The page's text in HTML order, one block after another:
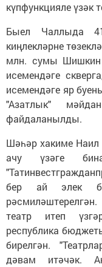
күпфункцияле үзәк
Быел Чаллыда
киңлекләрне
млн. сумы Шишкин
исемендәге
исемендәге яр
"Азатлык"
файдаланылды.
Шәһәр хакиме Наил
ачу үзәге
бер ай элек
театр итеп
республика
бирелгән.
дәвам итәчәк.